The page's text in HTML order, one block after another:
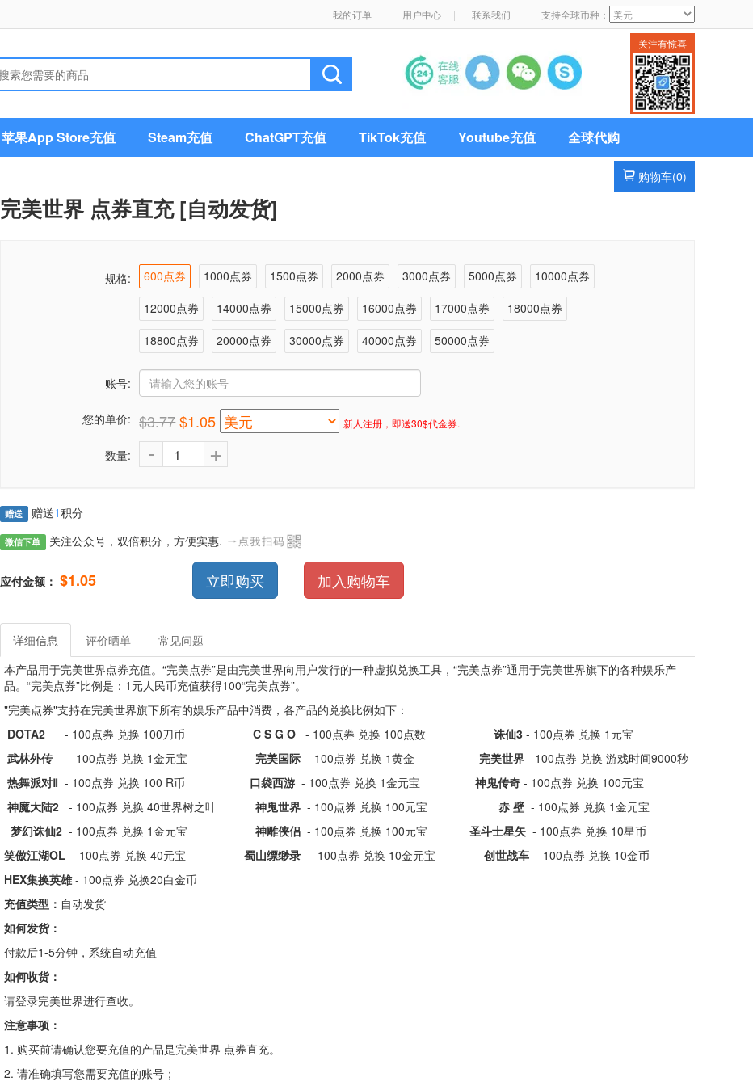
我的订单 | 用户中心 | 联系我们 | 支持全球币种：
关注有惊喜
苹果App Store充值 Steam充值 ChatGPT充值 TikTok充值 Youtube充值 全球代购
购物车(0)
完美世界 点券直充 [自动发货]
规格: 600点券 1000点券 1500点券 2000点券 3000点券 5000点券
10000点券
12000点券
14000点券 15000点券 16000点券 17000点券
18000点券
18800点券
20000点券 30000点券 40000点券 50000点券
账号:
您的单价: $3.77$1.05 新人注册，即送30$代金券.
数量: - +
赠送 赠送1积分
微信下单 关注公众号，双倍积分，方便实惠.
应付金额： $1.05 立即购买 加入购物车
详细信息 评价晒单
常见问题
本产品用于完美世界点券充值。“完美点券”是由完美世界向用户发行的一种虚拟兑换工具，“完美点券”通用于完美世界旗下的各种娱乐产
品。“完美点券”比例是：1元人民币充值获得100“完美点券”。
"完美点券"支持在完美世界旗下所有的娱乐产品中消费，各产品的兑换比例如下：
DOTA2 - 100点券 兑换 100刀币 C S G O - 100点券 兑换 100点数 诛仙3 - 100点券 兑换 1元宝
武林外传 - 100点券 兑换 1金元宝 完美国际 - 100点券 兑换 1黄金 完美世界 - 100点券 兑换 游戏时间9000秒
热舞派对Ⅱ - 100点券 兑换 100 R币 口袋西游 - 100点券 兑换 1金元宝 神鬼传奇 - 100点券 兑换 100元宝
神魔大陆2 - 100点券 兑换 40世界树之叶 神鬼世界 - 100点券 兑换 100元宝 赤 壁 - 100点券 兑换 1金元宝
梦幻诛仙2 - 100点券 兑换 1金元宝 神雕侠侣 - 100点券 兑换 100元宝 圣斗士星矢 - 100点券 兑换 10星币
笑傲江湖OL - 100点券 兑换 40元宝 蜀山缥缈录 - 100点券 兑换 10金元宝 创世战车 - 100点券 兑换 10金币
HEX集换英雄- 100点券 兑换20白金币
充值类型： 自动发货
如何发货：
付款后1-5分钟，系统自动充值
如何收货：
请登录完美世界进行查收。
注意事项：
1. 购买前请确认您要充值的产品是完美世界 点券直充。
2. 请准确填写您需要充值的账号；